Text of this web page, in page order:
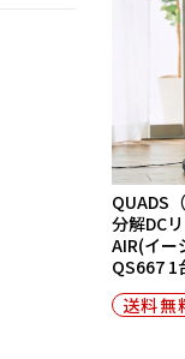
QUADS
分解DC
AIR(イー
QS667 1
送料無